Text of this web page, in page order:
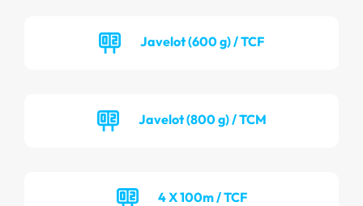
Javelot (600 g) / TCF
Javelot (800 g) / TCM
4 X 100m / TCF